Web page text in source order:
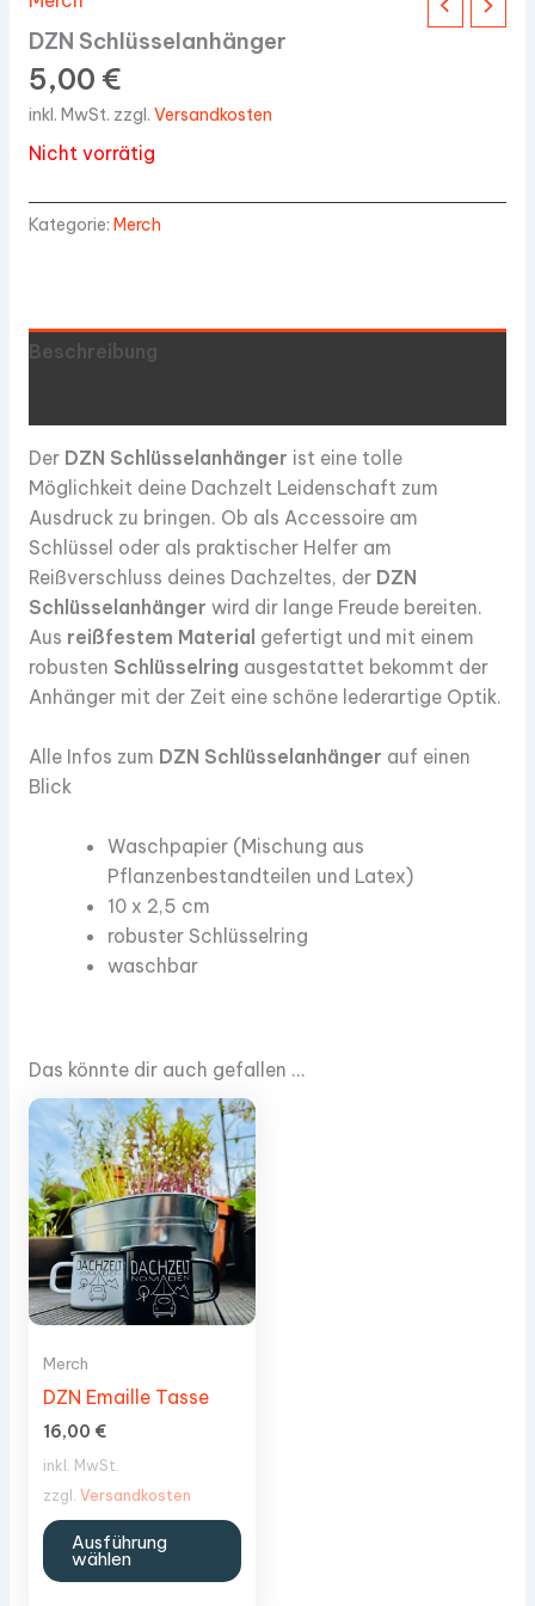
DZN Schlüsselanhänger
5,00 €
inkl. MwSt. zzgl. Versandkosten
Nicht vorrätig
Kategorie: Merch
Beschreibung
DerDZN Schlüsselanhänger ist eine tolle
Möglichkeit deine Dachzelt Leidenschaft zum
Ausdruck zu bringen. Ob als Accessoire am
Schlüssel oder als praktischer Helfer am
Reißverschluss deines Dachzeltes, der DZN
Schlüsselanhänger wird dir lange Freude bereiten.
Aus reißfestem Material gefertigt und mit einem
robusten Schlüsselring ausgestattet bekommt der
Anhänger mit der Zeit eine schöne lederartige Optik.
Alle Infos zum DZN Schlüsselanhänger auf einen
Blick
Waschpapier (Mischung aus
Pflanzenbestandteilen und Latex)
10 x 2,5 cm
robuster Schlüsselring
waschbar
Das könnte dir auch gefallen …
Merch
DZN Emaille Tasse
16,00 €
inkl. MwSt.
zzgl. Versandkosten
Ausführung
wählen